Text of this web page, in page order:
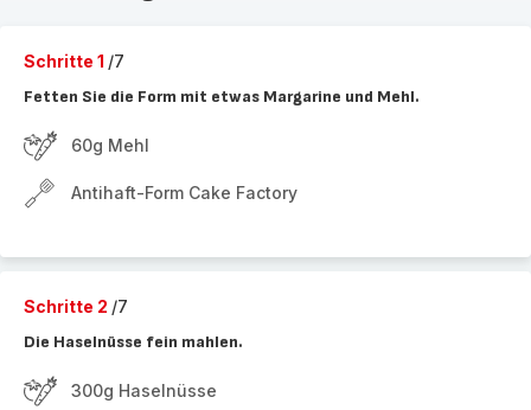
Schritte 1 /7
Fetten Sie die Form mit etwas Margarine und Mehl.
60g Mehl
Antihaft-Form Cake Factory
Schritte 2 /7
Die Haselnüsse fein mahlen.
300g Haselnüsse